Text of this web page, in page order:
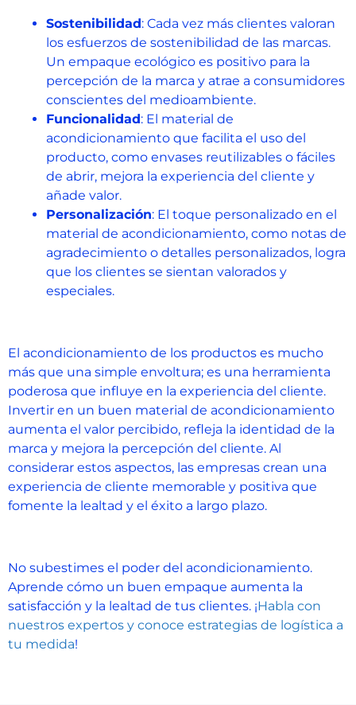
Sostenibilidad: Cada vez más clientes valoran
los esfuerzos de sostenibilidad de las marcas.
Un empaque ecológico es positivo para la
percepción de la marca y atrae a consumidores
conscientes del medioambiente.
Funcionalidad: El material de
acondicionamiento que facilita el uso del
producto, como envases reutilizables o fáciles
de abrir, mejora la experiencia del cliente y
añade valor.
Personalización: El toque personalizado en el
material de acondicionamiento, como notas de
agradecimiento o detalles personalizados, logra
que los clientes se sientan valorados y
especiales.
El acondicionamiento de los productos es mucho
más que una simple envoltura; es una herramienta
poderosa que influye en la experiencia del cliente.
Invertir en un buen material de acondicionamiento
aumenta el valor percibido, refleja la identidad de la
marca y mejora la percepción del cliente. Al
considerar estos aspectos, las empresas crean una
experiencia de cliente memorable y positiva que
fomente la lealtad y el éxito a largo plazo.
No subestimes el poder del acondicionamiento.
Aprende cómo un buen empaque aumenta la
satisfacción y la lealtad de tus clientes. ¡Habla con
nuestros expertos y conoce estrategias de logística a
tu medida!